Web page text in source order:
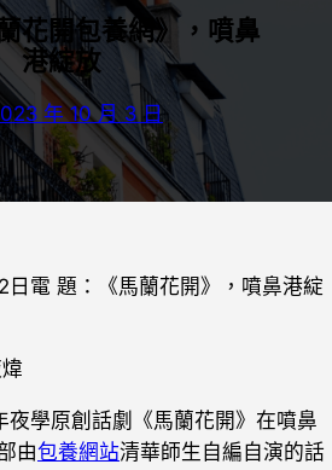
花開包養網》，噴鼻
港綻放
年 10 月 3 日
電 題：《馬蘭花開》，噴鼻港綻
學原創話劇《馬蘭花開》在噴鼻
由包養網站清華師生自編自演的話